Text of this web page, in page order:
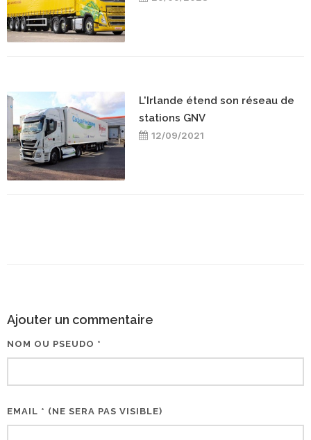
L'Irlande étend son réseau de
stations GNV
12/09/2021
Ajouter un commentaire
NOM OU PSEUDO *
EMAIL * (NE SERA PAS VISIBLE)